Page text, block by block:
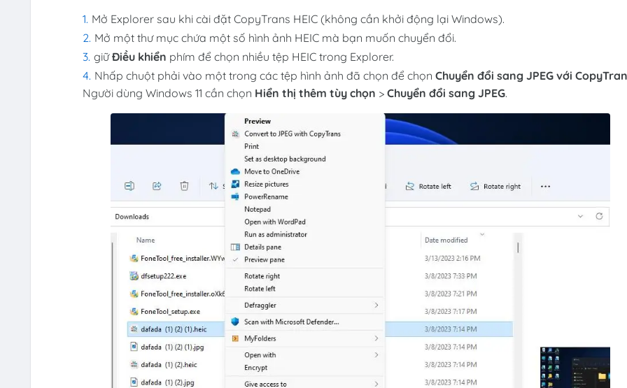
Mở Explorer sau khi cài đặt CopyTrans HEIC (không cần khởi động lại Windows).
Mở một thư mục chứa một số hình ảnh HEIC mà bạn muốn chuyển đổi.
giữĐiều khiển phím để chọn nhiều tệp HEIC trong Explorer.
Nhấp chuột phải vào một trong các tệp hình ảnh đã chọn để chọn Chuyển đổi sang JPEG với
Người dùng Windows 11 cần chọn Hiển thị thêm tùy chọn > Chuyển đổi sang JPEG.